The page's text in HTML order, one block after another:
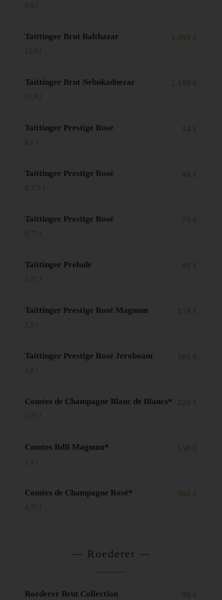
9,0 l
Taittinger Brut Balthazar 1.599 €
12,0 l
Taittinger Brut Nebukadnezar 2.199 €
15,0 l
Taittinger Prestige Rosé 14 €
0,1 l
Taittinger Prestige Rosé 40 €
0,375 l
Taittinger Prestige Rosé 79 €
0,75 l
Taittinger Prelude 89 €
0,75 l
Taittinger Prestige Rosé Magnum 159 €
1,5 l
Taittinger Prestige Rosé Jeroboam 385 €
3,0 l
Comtes de Champagne Blanc de Blancs* 220 €
0,75 l
Comtes BdB Magnum* 550 €
1,5 l
Comtes de Champagne Rosé* 360 €
0,75 l
— Roederer —
Roederer Brut Collection 99 €